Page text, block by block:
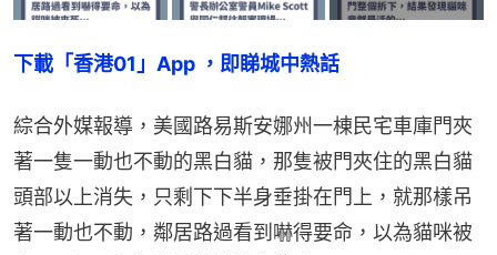
下載「香港01」App ，即睇城中熱話
綜合外媒報導，美國路易斯安娜州一棟民宅車庫門夾
著一隻一動也不動的黑白貓，那隻被門夾住的黑白貓
頭部以上消失，只剩下下半身垂掛在門上，就那樣吊
著一動也不動，鄰居路過看到嚇得要命，以為貓咪被